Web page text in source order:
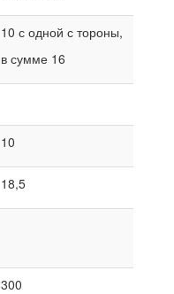
10 с одной с тороны,
в сумме 16
10
18,5
300